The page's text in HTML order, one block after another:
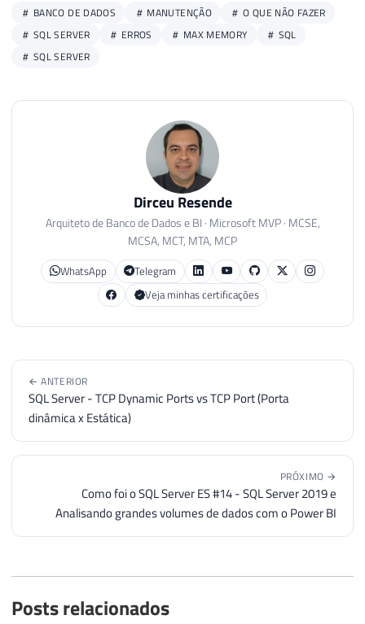
BANCO DE DADOS MANUTENÇÃO
O QUE NÃO FAZER
SQL SERVER
ERROS MAX MEMORY
SQL
SQL SERVER
Dirceu Resende
Arquiteto de Banco de Dados e BI · Microsoft MVP · MCSE,
MCSA, MCT, MTA, MCP
WhatsApp
Telegram
Veja minhas certificações
← ANTERIOR
SQL Server - TCP Dynamic Ports vs TCP Port (Porta
dinâmica x Estática)
PRÓXIMO →
Como foi o SQL Server ES #14 - SQL Server 2019 e
Analisando grandes volumes de dados com o Power BI
Posts relacionados